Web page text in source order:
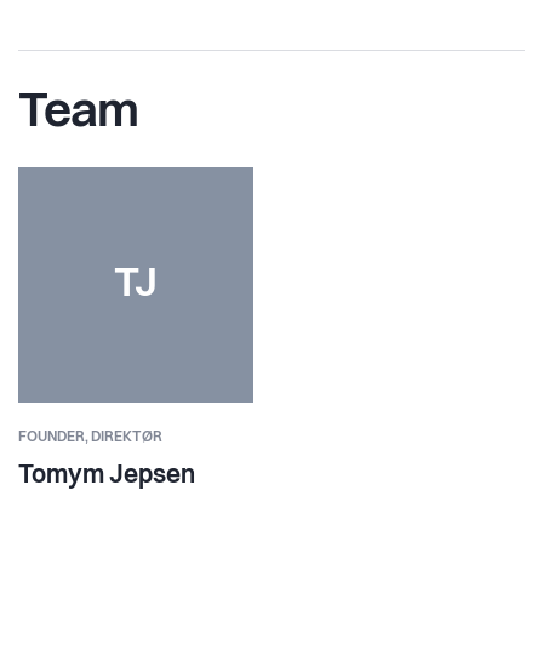
Team
TJ
FOUNDER, DIREKTØR
Tomym Jepsen